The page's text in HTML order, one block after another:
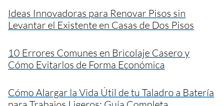
Ideas Innovadoras para Renovar Pisos sin
Levantar el Existente en Casas de Dos Pisos
10 Errores Comunes en Bricolaje Casero y
Cómo Evitarlos de Forma Económica
Cómo Alargar la Vida Útil de tu Taladro a Batería